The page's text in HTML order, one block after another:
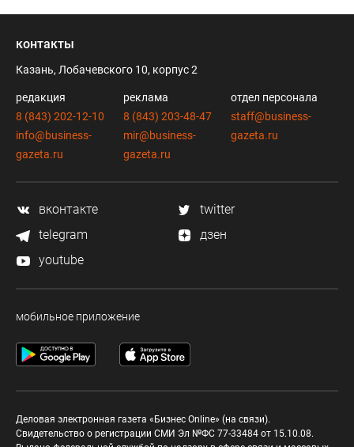
контакты
Казань, Лобачевского 10, корпус 2
редакция
8 (843) 202-12-10
info@business-
gazeta.ru
реклама
8 (843) 203-48-47
mir@business-
gazeta.ru
отдел персонала
staff@business-
gazeta.ru
вконтакте
twitter
telegram
дзен
youtube
мобильное приложение
Деловая электронная газета «Бизнес Online» (на связи).
Свидетельство о регистрации СМИ Эл №ФС 77-33484 от 15.10.08.